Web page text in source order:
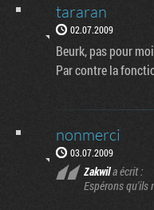
tararan
02.07.2009
Beurk, pas pour
Par contre la
nonmerci
03.07.2009
Zakwila écrit :
Espérons qu'ils